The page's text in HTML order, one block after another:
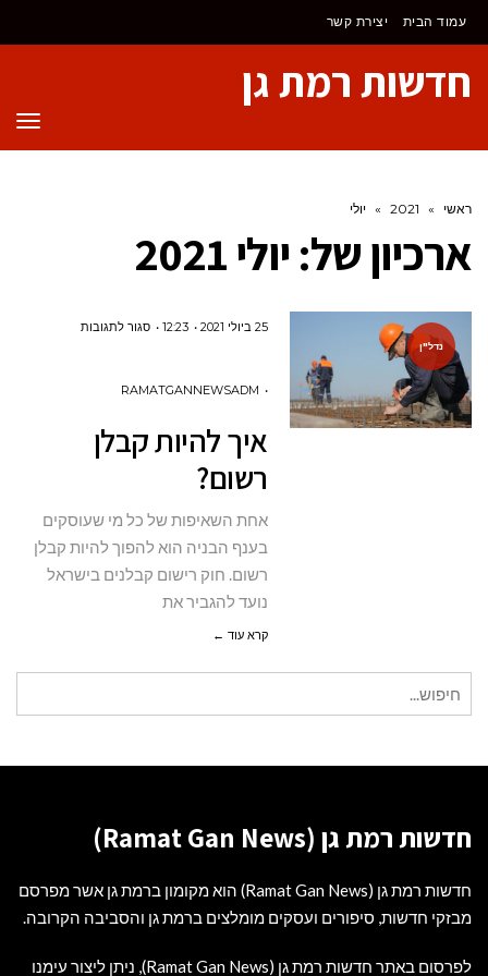
לתוכן
עמוד הבית יצירת קשר
חדשות רמת גן
ראשי »
2021
» יולי
ארכיון של: יולי 2021
נדל"ן
25 ביולי 2021 12:23 סגור לתגובותעל
RAMATGANNEWSADM
איך להיות קבלן
רשום?
אחת השאיפות של כל מי שעוסקים
בענף הבניה הוא להפוך להיות קבלן
רשום. חוק רישום קבלנים בישראל
נועד להגביר את
קרא עוד ←
עבור:
חדשות רמת גן (Ramat Gan News)
חדשות רמת גן (Ramat Gan News) הוא מקומון ברמת גן אשר מפרסם
מבזקי חדשות, סיפורים ועסקים מומלצים ברמת גן והסביבה הקרובה.
לפרסום באתר חדשות רמת גן (Ramat Gan News), ניתן ליצור עימנו